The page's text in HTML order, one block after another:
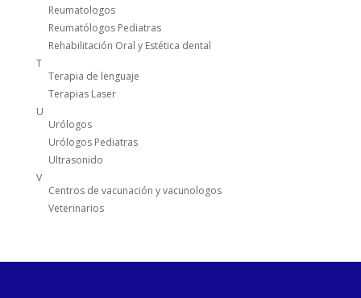
Reumatologos
Reumatólogos Pediatras
Rehabilitación Oral y Estética dental
T
Terapia de lenguaje
Terapias Laser
U
Urólogos
Urólogos Pediatras
Ultrasonido
V
Centros de vacunación y vacunologos
Veterinarios